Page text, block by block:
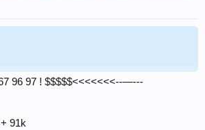
96 97 ! $$$$$<<<<<<<--—---
91k